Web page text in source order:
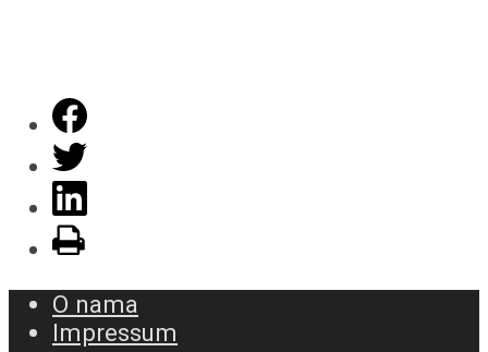
O nama
Impressum